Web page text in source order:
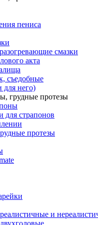
пениса
смазки
акта
съедобные
него)
грудные протезы
для страпонов
протезы
и